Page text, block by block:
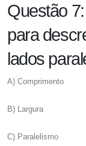
Questão
para
lados
A) Comprimento
B) Largura
C) Paralelismo